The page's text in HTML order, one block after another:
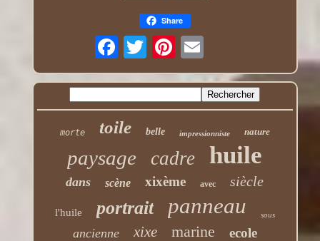
Share
morte toile belle impressionniste nature
paysage cadre huile
dans scène xixème avec siècle
l'huile portrait panneau sous
ancienne xixe marine ecole